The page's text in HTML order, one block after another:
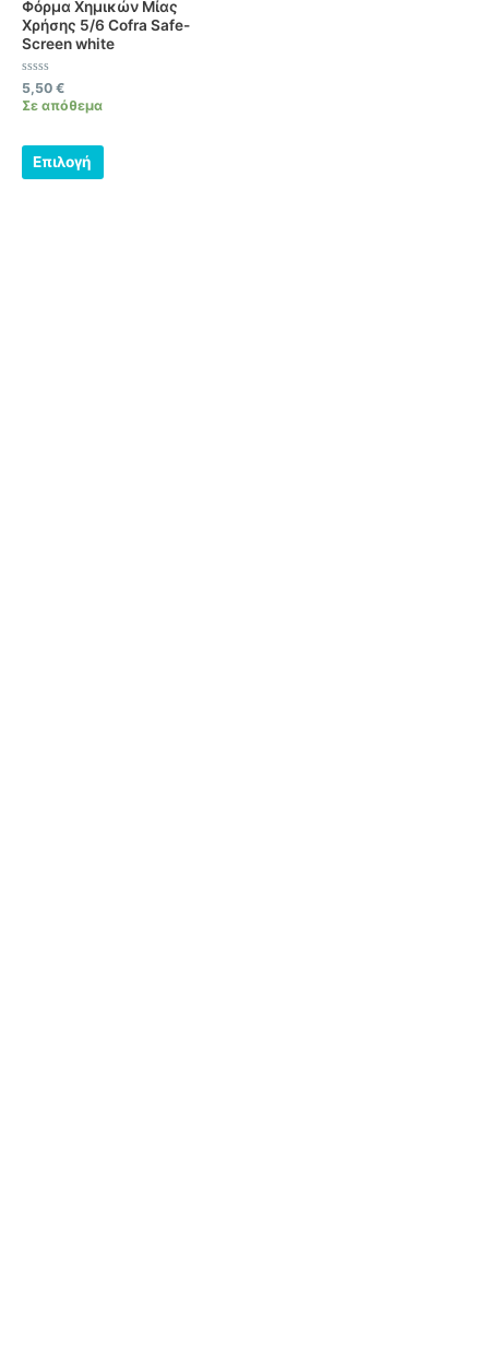
Φόρμα Χημικών Μίας
Χρήσης 5/6 Cofra Safe-
Screen white
Βαθμολογήθηκε
με
0
5,50 €
Σε απόθεμα
Επιλογή
παραλλαγές.
Οι
επιλεγούν